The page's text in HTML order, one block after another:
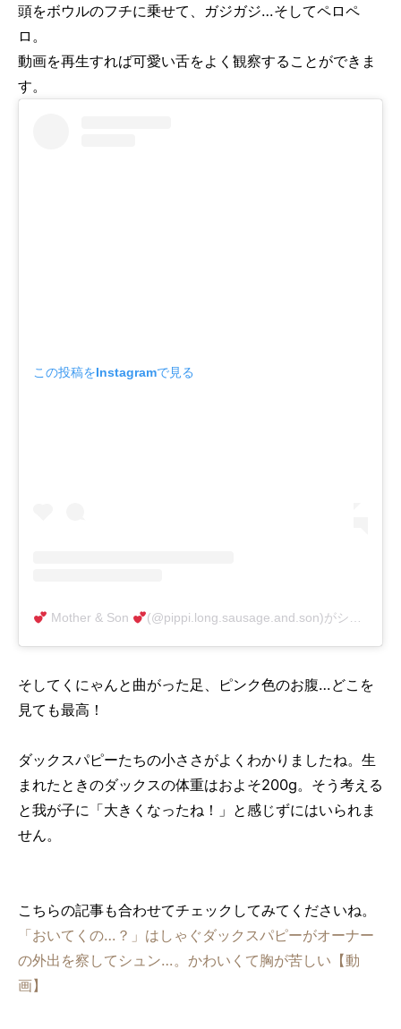
頭をボウルのフチに乗せて、ガジガジ…そしてペロペ
ロ。
動画を再生すれば可愛い舌をよく観察することができま
す。
この投稿をInstagramで見る
Mother & Son (@pippi.long.sausage.and.son)がシェアした投稿
そしてくにゃんと曲がった足、ピンク色のお腹…どこを
見ても最高！
ダックスパピーたちの小ささがよくわかりましたね。生
まれたときのダックスの体重はおよそ200g。そう考える
と我が子に「大きくなったね！」と感じずにはいられま
せん。
こちらの記事も合わせてチェックしてみてくださいね。
「おいてくの…？」はしゃぐダックスパピーがオーナー
の外出を察してシュン…。かわいくて胸が苦しい【動
画】